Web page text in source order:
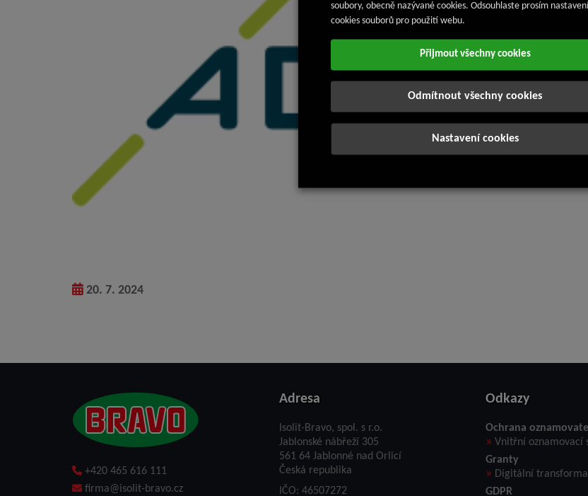
20. 7. 2024
+420 465 616 111
firma@isolit-bravo.cz
Adresa
Isolit-Bravo, spol. s r.o.
Jablonské nábřeží 305
561 64 Jablonné nad Orlicí
Česká republika
IČO: 46507272
Odkazy
Ochrana
» Vnitřní oznamovací
Granty
» Digitální
GDPR
soubory, obecně nazývané cookies. Odsouhlaste prosím nastavení
cookies souborů pro použití webu.
Přijmout všechny cookies
Odmítnout všechny cookies
Nastavení cookies